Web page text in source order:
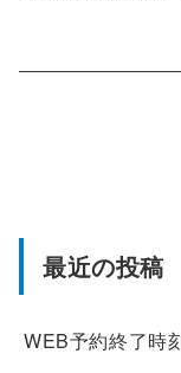
最近の投稿
WEB予約終了時